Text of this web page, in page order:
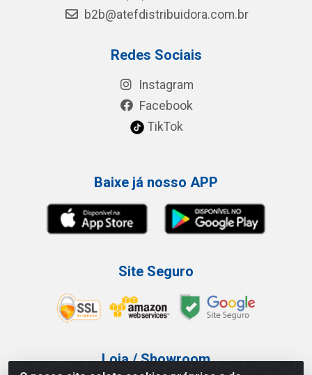
b2b@atefdistribuidora.com.br
Redes Sociais
Instagram
Facebook
TikTok
Baixe já nosso APP
Site Seguro
Loja / Showroom